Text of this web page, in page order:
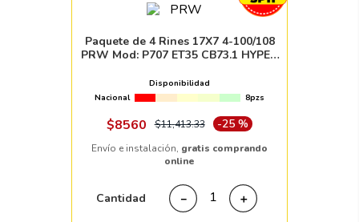
Paquete de 4 Rines 17X7 4-100/108
PRW Mod: P707 ET35 CB73.1 HYPER
Disponibilidad
Nacional
8pzs
$8560 $11,413.33 -25 %
Envío e instalación, gratis comprando
online
Cantidad ＋
－